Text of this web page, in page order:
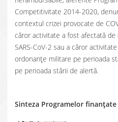
Competitivitate 2014-2020,
contextul crizei provocate de
căror activitate a fost afectată de
SARS-CoV-2 sau a căror
ordonanțe militare pe perioada
pe perioada stării de alertă.
Sinteza Programelor